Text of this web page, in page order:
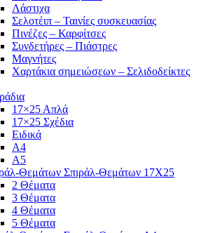
Λάστιχα
Σελοτέιπ – Ταινίες συσκευασίας
Πινέζες – Καρφίτσες
Συνδετήρες – Πιάστρες
Μαγνήτες
Χαρτάκια σημειώσεων – Σελιδοδείκτες
17×25 Απλά
17×25 Σχέδια
Ειδικά
Α4
Α5
Θεμάτων Σπιράλ-Θεμάτων 17Χ25
2 Θέματα
3 Θέματα
4 Θέματα
5 Θέματα